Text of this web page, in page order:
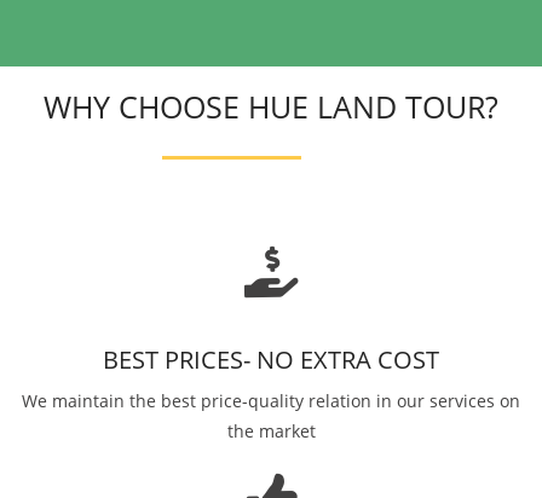
WHY CHOOSE HUE LAND TOUR?
BEST PRICES- NO EXTRA COST
We maintain the best price-quality relation in our services on
the market